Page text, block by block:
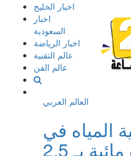
إذهب
المحتوى
اخبار الخليج
اخبار
السعودية
اخبار الرياضة
عالم التقنية
عالم الفن
العالم العربي
المياه في
السعودية: طفرة مائية بـ 2.5